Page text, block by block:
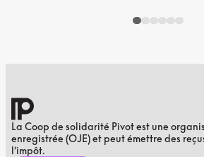
La Coop de solidarité Pivot est une
enregistrée (OJE) et peut émettre des
l’impôt.